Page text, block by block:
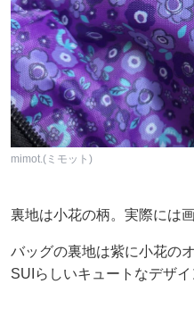
mimot.(ミモット)
裏地は小花の柄。実際には
バッグの裏地は紫に小花の
SUIらしいキュートなデザイ